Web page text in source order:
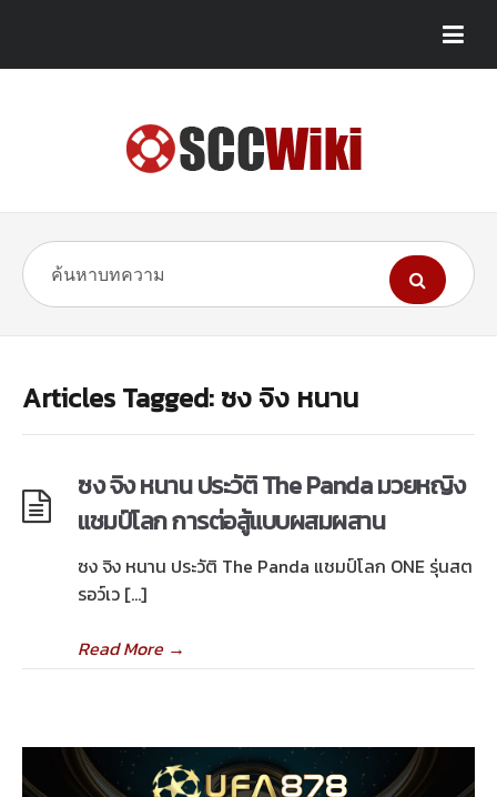
Articles Tagged: ซง จิง หนาน
ซง จิง หนาน ประวัติ The Panda มวยหญิง
แชมป์โลก การต่อสู้แบบผสมผสาน
ซง จิง หนาน ประวัติ The Panda แชมป์โลก ONE รุ่นสต
รอว์เว […]
Read More→